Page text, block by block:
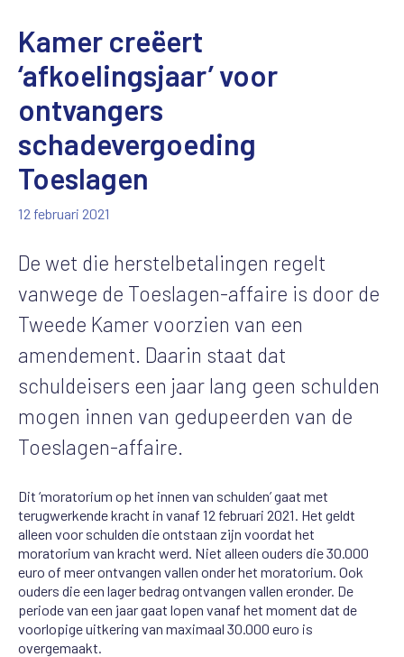
Kamer creëert
‘afkoelingsjaar’ voor
ontvangers
schadevergoeding
Toeslagen
12 februari 2021
De wet die herstelbetalingen regelt
vanwege de Toeslagen-affaire is door de
Tweede Kamer voorzien van een
amendement. Daarin staat dat
schuldeisers een jaar lang geen schulden
mogen innen van gedupeerden van de
Toeslagen-affaire.
Dit ‘moratorium op het innen van schulden’ gaat met
terugwerkende kracht in vanaf 12 februari 2021. Het geldt
alleen voor schulden die ontstaan zijn voordat het
moratorium van kracht werd. Niet alleen ouders die 30.000
euro of meer ontvangen vallen onder het moratorium. Ook
ouders die een lager bedrag ontvangen vallen eronder. De
periode van een jaar gaat lopen vanaf het moment dat de
voorlopige uitkering van maximaal 30.000 euro is
overgemaakt.